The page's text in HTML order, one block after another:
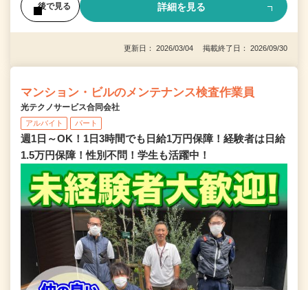
後で見る 詳細を見る
更新日： 2026/03/04 掲載終了日： 2026/09/30
マンション・ビルのメンテナンス検査作業員
光テクノサービス合同会社
アルバイト パート
週1日～OK！1日3時間でも日給1万円保障！経験者は日給
1.5万円保障！性別不問！学生も活躍中！